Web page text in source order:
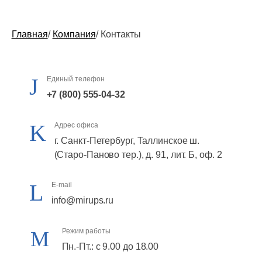
Главная/ Компания/ Контакты
Единый телефон
+7 (800) 555-04-32
Адрес офиса
г. Санкт-Петербург, Таллинское ш.
(Старо-Паново тер.), д. 91, лит. Б, оф. 2
E-mail
info@mirups.ru
Режим работы
Пн.-Пт.: с 9.00 до 18.00